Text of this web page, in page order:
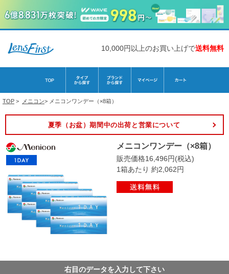
10,000円以上のお買い上げで送料無料
TOP > メニコン> メニコンワンデー（×8箱）
夏季（お盆）期間中の出荷と営業について
メニコンワンデー（×8箱）
販売価格16,496円(税込)
1箱あたり 約2,062円
右目のデータを入力して下さい